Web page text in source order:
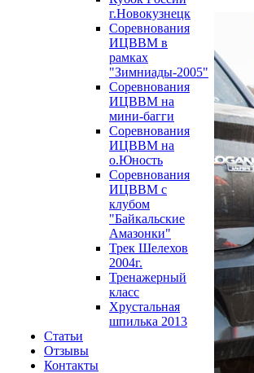
г.Новокузнецк
Соревнования
ИЦВВМ в
рамках
"Зимниады-2005"
Соревнования
ИЦВВМ на
мини-багги
Соревнования
ИЦВВМ на
о.Юность
Соревнования
ИЦВВМ с
клубом
"Байкальские
Амазонки"
Трек Шелехов
2004г.
Тренажерный
класс
Хрустальная
шпилька 2013
Статьи
Отзывы
Контакты